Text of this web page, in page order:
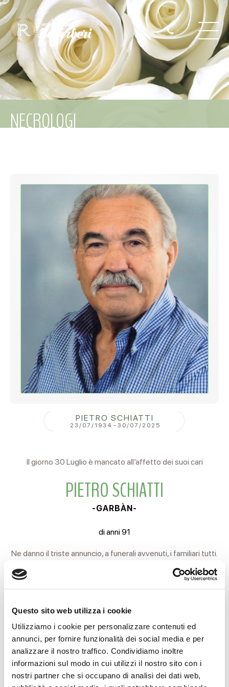
Questo sito web utilizza i cookie
Utilizziamo i cookie per personalizzare contenuti ed
annunci, per fornire funzionalità dei social media e per
analizzare il nostro traffico. Condividiamo inoltre
informazioni sul modo in cui utilizzi il nostro sito con i
nostri partner che si occupano di analisi dei dati web,
NECROLOGI
PIETRO SCHIATTI
23/07/1934 - 30/07/2025
Il giorno 30 Luglio è mancato all’affetto dei suoi cari
PIETRO SCHIATTI
-GARBÀN-
di anni 91
Ne danno il triste annuncio, a funerali avvenuti, i familiari tutti.
Albinea, 1 Agosto 2025
CONDIVIDI
MESSAGGI ALLA FAMIGLIA